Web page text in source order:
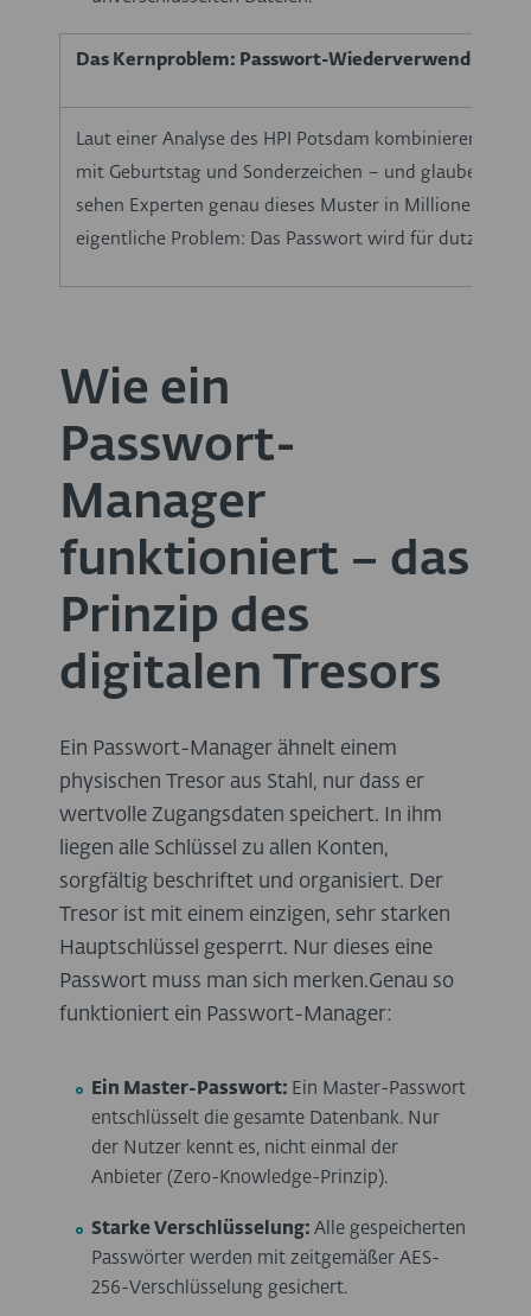
Das Kernproblem: Passwort-Wiederverwendung
Laut einer Analyse des HPI Potsdam kombinieren
mit Geburtstag und Sonderzeichen – und glauben, das
sehen Experten genau dieses Muster in Millionen
eigentliche Problem: Das Passwort wird für dutzende
Wie ein
Passwort-
Manager
funktioniert – das
Prinzip des
digitalen Tresors
Ein Passwort-Manager ähnelt einem
physischen Tresor aus Stahl, nur dass er
wertvolle Zugangsdaten speichert. In ihm
liegen alle Schlüssel zu allen Konten,
sorgfältig beschriftet und organisiert. Der
Tresor ist mit einem einzigen, sehr starken
Hauptschlüssel gesperrt. Nur dieses eine
Passwort muss man sich merken.Genau so
funktioniert ein Passwort-Manager:
Ein Master-Passwort: Ein Master-Passwort
entschlüsselt die gesamte Datenbank. Nur
der Nutzer kennt es, nicht einmal der
Anbieter (Zero-Knowledge-Prinzip).
Starke Verschlüsselung:Alle gespeicherten
Passwörter werden mit zeitgemäßer AES-
256-Verschlüsselung gesichert.